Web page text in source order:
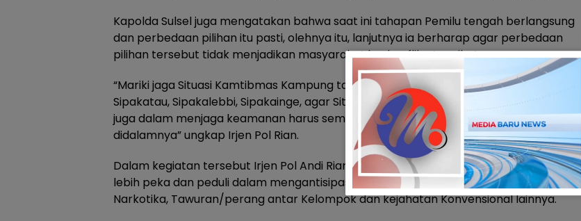
Kapolda Sulsel juga mengatakan bahwa saat ini tahapan Pemilu tengah berlangsung
dan perbedaan pilihan itu pasti, olehnya itu, lanjutnya ia berharap agar perbedaan
pilihan tersebut tidak menjadikan masyarakat berkonflik atau ribut.
“Mariki jaga Situasi Kamtibmas Kampung ta, Kota ta, kita pegang teguh budaya Kita
Sipakatau, Sipakalebbi, Sipakainge, agar Situasi Kamtibmas tetap damai terjaga dan
juga dalam menjaga keamanan harus semua bergandengan tangan terlibat
didalamnya” ungkap Irjen Pol Rian.
Dalam kegiatan tersebut Irjen Pol Andi Rian R. Djajadi juga mengajak masyarakat agar
lebih peka dan peduli dalam mengantisipasi kejahatan menonjol diwilayahnya, seperti
Narkotika, Tawuran/perang antar Kelompok dan kejahatan Konvensional lainnya.